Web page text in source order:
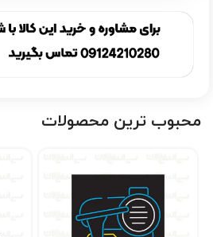
محبوب ترین محصولات